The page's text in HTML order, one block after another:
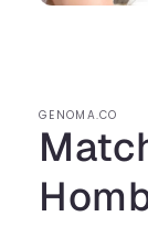
GENOMA.CO